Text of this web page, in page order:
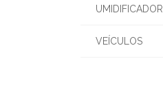
VEÍCULOS